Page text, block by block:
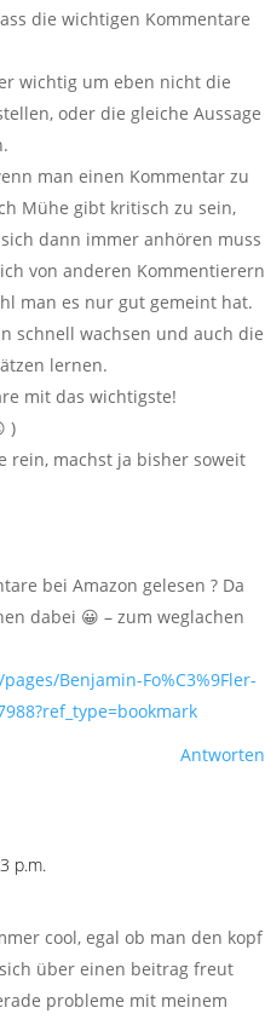
die wichtigen Kommentare
wichtig um eben nicht die
oder die gleiche Aussage
man einen Kommentar zu
Mühe gibt kritisch zu sein,
dann immer anhören muss
von anderen Kommentierern
man es nur gut gemeint hat.
schnell wachsen und auch die
lernen.
mit das wichtigste!
)
rein, machst ja bisher soweit
bei Amazon gelesen ? Da
dabei 😀 – zum weglachen
Benjamin-Fo%C3%9Fler-
Antworten
p.m.
cool, egal ob man den kopf
über einen beitrag freut
probleme mit meinem